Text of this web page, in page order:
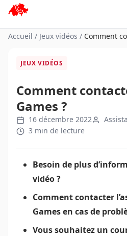
Aller
contenu
Accueil / Jeux vidéos / Comment
JEUX VIDÉOS
Comment
Games ?
16 décembre 2022
3 min de lecture
Besoin de plus
vidéo ?
Comment contacter
Games en cas de
Vous souhaitez un